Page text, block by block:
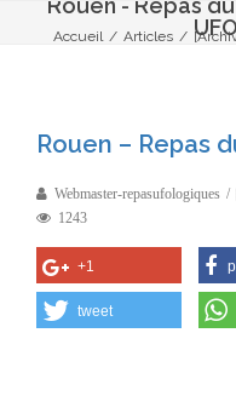
Accueil / Articles /
Rouen – Repas
Webmaster-repasufologiques
1243
+1
tweet